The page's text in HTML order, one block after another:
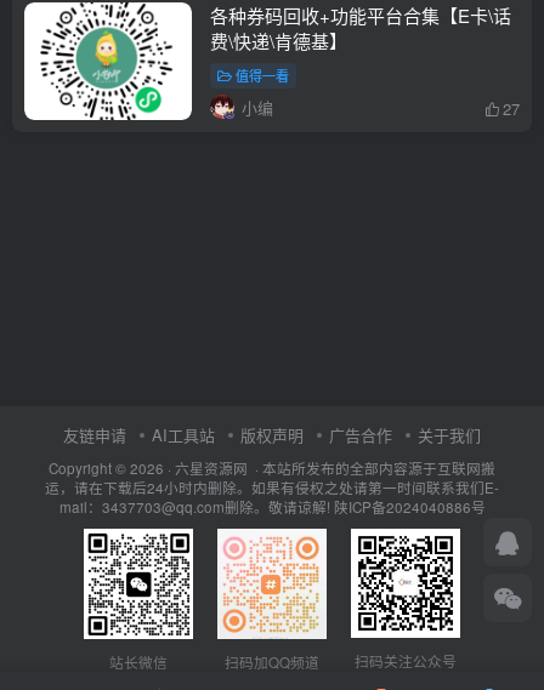
各种券码回收+功能平台合集【E卡\话
费\快递\肯德基】
值得一看
小编 27
友链申请 AI工具站 版权声明 广告合作 关于我们
Copyright © 2026 · 六星资源网 · 本站所发布的全部内容源于互联网搬
运，请在下载后24小时内删除。如果有侵权之处请第一时间联系我们E-
mail：3437703@qq.com删除。敬请谅解! 陕ICP备2024040886号
站长微信 扫码加QQ频道 扫码关注公众号